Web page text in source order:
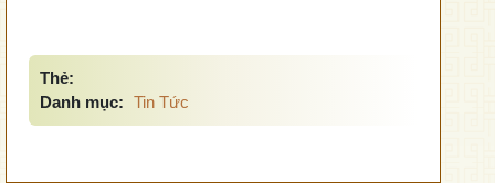
Thẻ:
Danh mục: Tin Tức